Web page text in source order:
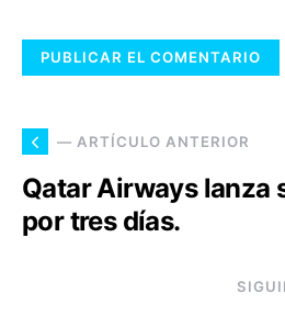
— ARTÍCULO ANTERIOR
Qatar Airways lanza
por tres días.